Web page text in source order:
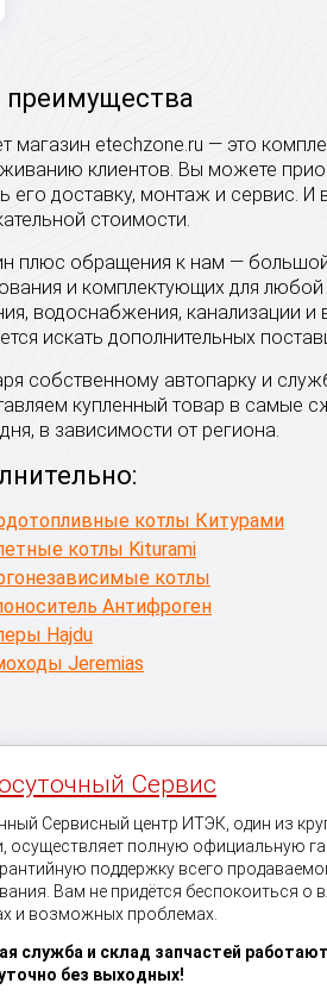
магазин etechzone.ru — это
клиентов. Вы можете
его доставку, монтаж и сервис. И
стоимости.
плюс обращения к нам —
и комплектующих для
водоснабжения, канализации и
искать дополнительных
собственному автопарку и
купленный товар в самые
в зависимости от региона.
котлы Китурами
котлы Kiturami
котлы
Антифроген
Hajdu
Jeremias
Сервис
Сервисный центр ИТЭК, один из
осуществляет полную официальную
поддержку всего
Вам не придётся беспокоиться о
и возможных проблемах.
служба и склад запчастей работают
без выходных!